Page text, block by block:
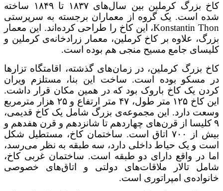
کاخ بزرگ کرملین بین سال‌های ۱۸۳۷ تا ۱۸۴۹ ساخته
شده است. یک گروه از معماران برجسته به سرپرستی
Konstantin Thon، این کاخ را طراحی کرده‌اند. این معمار
بزرگ، علاوه بر کاخ کرملین، معمار زرادخانه‌ی کرملین و
کلیسای جامع مسیح منجی هم بوده است.
کاخ بزرگ کرملین، در زمان‌های گذشته، اقامتگاه تزارها
در مسکو بوده است. ساخت این بنا، مستلزم ویران
کردن یک کاخ باروک بود که در همین مکان قرار داشت.
این کاخ ۱۲۵ متر طول، ۴۷ متر ارتفاع و ۲۵ هزار مترمربع
وسعت دارد. این مجموعه‌ی بزرگ شامل یک کاخ قدیمی،
۹ کلیسا از قرن‌های چهاردهم تا شانزدهم و قرن هفدهم و
بیش از ۷۰۰ اتاق است. ساختمان کاخ، مستطیل شکل
است و یک حیاط داخلی دارد، سه طبقه به نظر می‌رسد،
اما در واقع دارای دو طبقه است. ساختمان غربی کاخ،
شامل تالار ملاقات‌های دولتی و اتاق‌های خصوصی
خانواده‌ی امپراتوری است.